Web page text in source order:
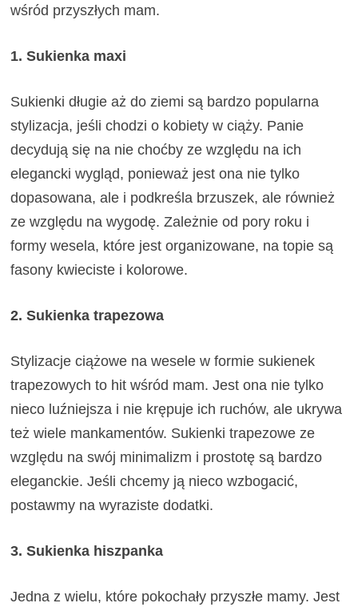
wśród przyszłych mam.
1. Sukienka maxi
Sukienki długie aż do ziemi są bardzo popularna
stylizacja, jeśli chodzi o kobiety w ciąży. Panie
decydują się na nie choćby ze względu na ich
elegancki wygląd, ponieważ jest ona nie tylko
dopasowana, ale i podkreśla brzuszek, ale również
ze względu na wygodę. Zależnie od pory roku i
formy wesela, które jest organizowane, na topie są
fasony kwieciste i kolorowe.
2. Sukienka trapezowa
Stylizacje ciążowe na wesele w formie sukienek
trapezowych to hit wśród mam. Jest ona nie tylko
nieco luźniejsza i nie krępuje ich ruchów, ale ukrywa
też wiele mankamentów. Sukienki trapezowe ze
względu na swój minimalizm i prostotę są bardzo
eleganckie. Jeśli chcemy ją nieco wzbogacić,
postawmy na wyraziste dodatki.
3. Sukienka hiszpanka
Jedna z wielu, które pokochały przyszłe mamy. Jest